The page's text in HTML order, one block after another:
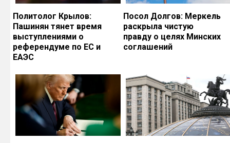
Политолог Крылов:
Пашинян тянет время
выступлениями о
референдуме по ЕС и
ЕАЭС
Посол Долгов: Меркель
раскрыла чистую
правду о целях Минских
соглашений